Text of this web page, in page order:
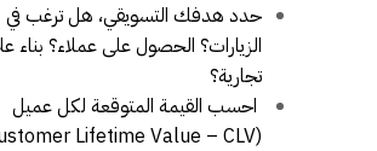
حدد هدفك التسويقي، هل ترغب في
الزيارات؟ الحصول على عملاء؟ بناء
تجارية؟
احسب القيمة المتوقعة لكل عميل